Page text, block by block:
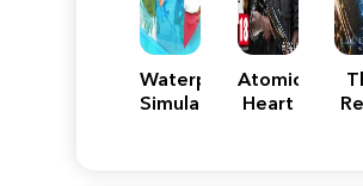
Waterpark
Simulator
Atomic
Heart